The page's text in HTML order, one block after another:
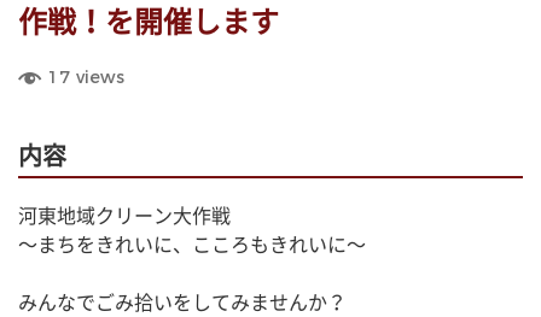
作戦！を開催します
17 views
内容
河東地域クリーン大作戦
〜まちをきれいに、こころもきれいに〜
みんなでごみ拾いをしてみませんか？